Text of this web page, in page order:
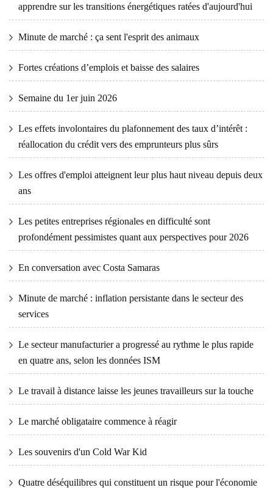
apprendre sur les transitions énergétiques ratées d'aujourd'hui
Minute de marché : ça sent l'esprit des animaux
Fortes créations d’emplois et baisse des salaires
Semaine du 1er juin 2026
Les effets involontaires du plafonnement des taux d’intérêt :
réallocation du crédit vers des emprunteurs plus sûrs
Les offres d'emploi atteignent leur plus haut niveau depuis deux
ans
Les petites entreprises régionales en difficulté sont
profondément pessimistes quant aux perspectives pour 2026
En conversation avec Costa Samaras
Minute de marché : inflation persistante dans le secteur des
services
Le secteur manufacturier a progressé au rythme le plus rapide
en quatre ans, selon les données ISM
Le travail à distance laisse les jeunes travailleurs sur la touche
Le marché obligataire commence à réagir
Les souvenirs d'un Cold War Kid
Quatre déséquilibres qui constituent un risque pour l'économie